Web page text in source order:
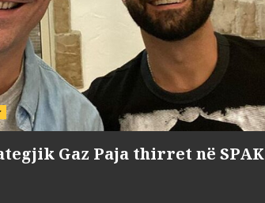
Gaz Paja thirret në SPAK